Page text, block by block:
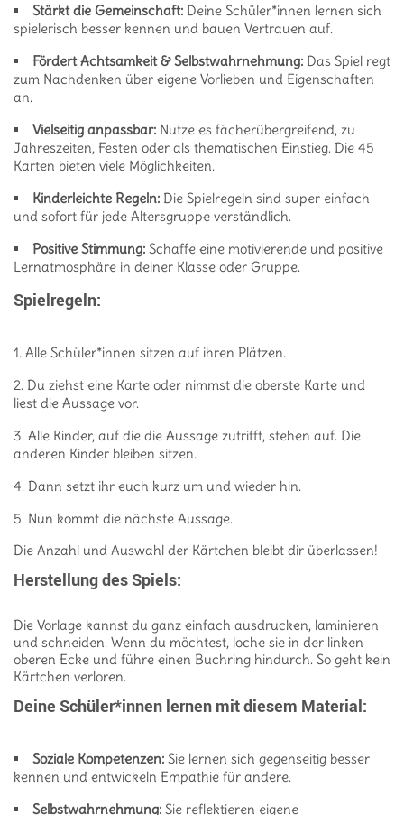
Stärkt die Gemeinschaft: Deine Schüler*innen lernen sich
spielerisch besser kennen und bauen Vertrauen auf.
Fördert Achtsamkeit & Selbstwahrnehmung: Das Spiel regt
zum Nachdenken über eigene Vorlieben und Eigenschaften
an.
Vielseitig anpassbar: Nutze es fächerübergreifend, zu
Jahreszeiten, Festen oder als thematischen Einstieg. Die 45
Karten bieten viele Möglichkeiten.
Kinderleichte Regeln: Die Spielregeln sind super einfach
und sofort für jede Altersgruppe verständlich.
Positive Stimmung: Schaffe eine motivierende und positive
Lernatmosphäre in deiner Klasse oder Gruppe.
Spielregeln:
Alle Schüler*innen sitzen auf ihren Plätzen.
Du ziehst eine Karte oder nimmst die oberste Karte und
liest die Aussage vor.
Alle Kinder, auf die die Aussage zutrifft, stehen auf. Die
anderen Kinder bleiben sitzen.
Dann setzt ihr euch kurz um und wieder hin.
Nun kommt die nächste Aussage.
Die Anzahl und Auswahl der Kärtchen bleibt dir überlassen!
Herstellung des Spiels:
Die Vorlage kannst du ganz einfach ausdrucken, laminieren
und schneiden. Wenn du möchtest, loche sie in der linken
oberen Ecke und führe einen Buchring hindurch. So geht kein
Kärtchen verloren.
Deine Schüler*innen lernen mit diesem Material:
Soziale Kompetenzen: Sie lernen sich gegenseitig besser
kennen und entwickeln Empathie für andere.
Selbstwahrnehmung: Sie reflektieren eigene